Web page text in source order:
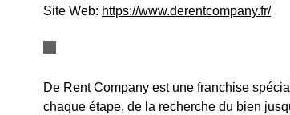
Site Web: https://www.derentcompany.fr/
De Rent Company est une franchise
chaque étape, de la recherche du bien